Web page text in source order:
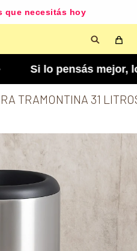
que necesitás hoy
pensás mejor, lo
TRAMONTINA 31